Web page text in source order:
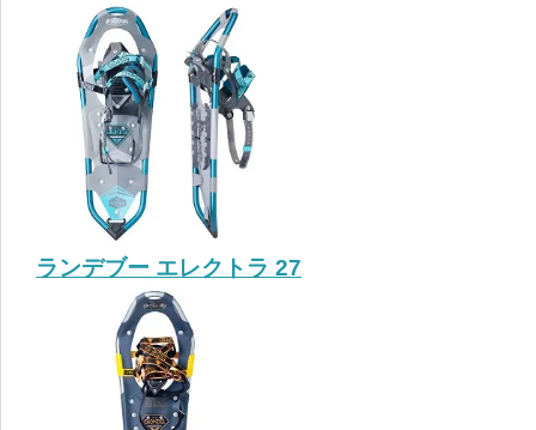
ランデブー エレクトラ 27